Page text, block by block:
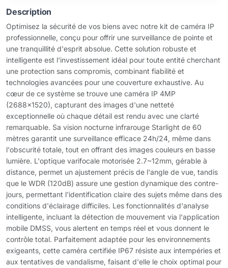
Description
Optimisez la sécurité de vos biens avec notre kit de caméra IP
professionnelle, conçu pour offrir une surveillance de pointe et
une tranquillité d'esprit absolue. Cette solution robuste et
intelligente est l'investissement idéal pour toute entité cherchant
une protection sans compromis, combinant fiabilité et
technologies avancées pour une couverture exhaustive. Au
cœur de ce système se trouve une caméra IP 4MP
(2688x1520), capturant des images d'une netteté
exceptionnelle où chaque détail est rendu avec une clarté
remarquable. Sa vision nocturne infrarouge Starlight de 60
mètres garantit une surveillance efficace 24h/24, même dans
l'obscurité totale, tout en offrant des images couleurs en basse
lumière. L'optique varifocale motorisée 2.7~12mm, gérable à
distance, permet un ajustement précis de l'angle de vue, tandis
que le WDR (120dB) assure une gestion dynamique des contre-
jours, permettant l'identification claire des sujets même dans des
conditions d'éclairage difficiles. Les fonctionnalités d'analyse
intelligente, incluant la détection de mouvement via l'application
mobile DMSS, vous alertent en temps réel et vous donnent le
contrôle total. Parfaitement adaptée pour les environnements
exigeants, cette caméra certifiée IP67 résiste aux intempéries et
aux tentatives de vandalisme, faisant d'elle le choix optimal pour